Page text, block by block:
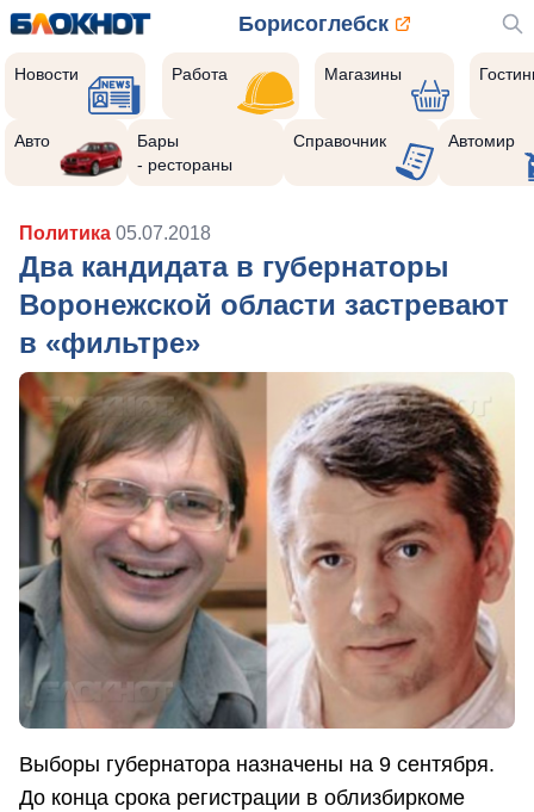
Борисоглебск
Новости Работа Магазины
Авто
Бары
- рестораны
Справочник Автомир
Политика 05.07.2018
Два кандидата в губернаторы
Воронежской области застревают
в «фильтре»
Выборы губернатора назначены на 9 сентября.
До конца срока регистрации в облизбиркоме